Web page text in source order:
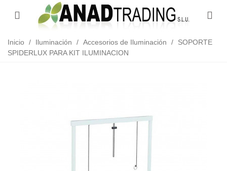
Inicio / Iluminación / Accesorios de Iluminación /
SOPORTE
SPIDERLUX PARA KIT ILUMINACION